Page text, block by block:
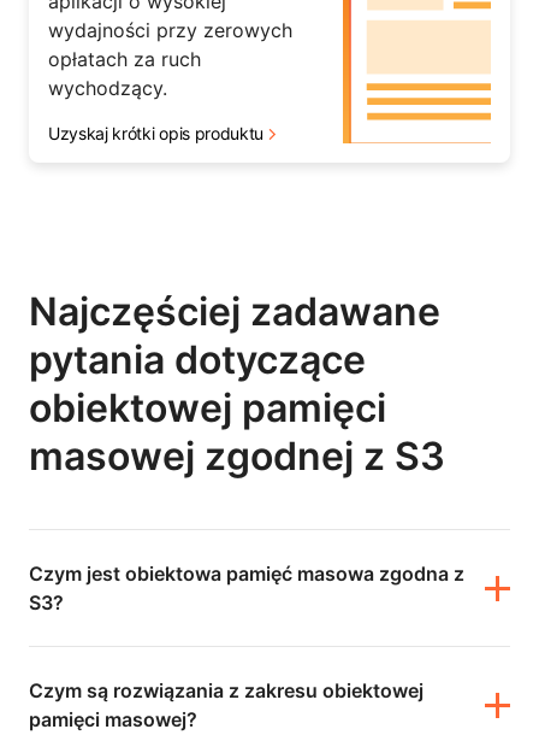
wydajności przy zerowych
opłatach za ruch
wychodzący.
Uzyskaj krótki opis produktu
Najczęściej zadawane
pytania dotyczące
obiektowej pamięci
masowej zgodnej z S3
Czym jest obiektowa pamięć masowa zgodna z
S3?
Czym są rozwiązania z zakresu obiektowej
pamięci masowej?